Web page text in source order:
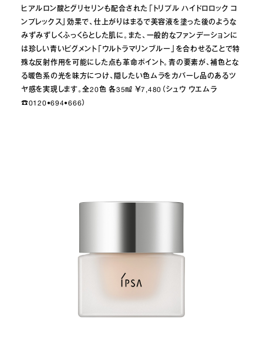
ヒアルロン酸とグリセリンも配合された「トリプル ハイドロロック コ
ンプレックス」効果で、仕上がりはまるで美容液を塗った後のような
みずみずしくふっくらとした肌に。また、一般的なファンデーションに
は珍しい青いピグメント「ウルトラマリンブルー」を合わせることで特
殊な反射作用を可能にした点も革命ポイント。青の要素が、補色とな
る暖色系の光を味方につけ、隠したい色ムラをカバーし品のあるツ
ヤ感を実現します。全20色 各35㎖ ￥7,480（シュウ ウエムラ
☎︎0120•694•666）